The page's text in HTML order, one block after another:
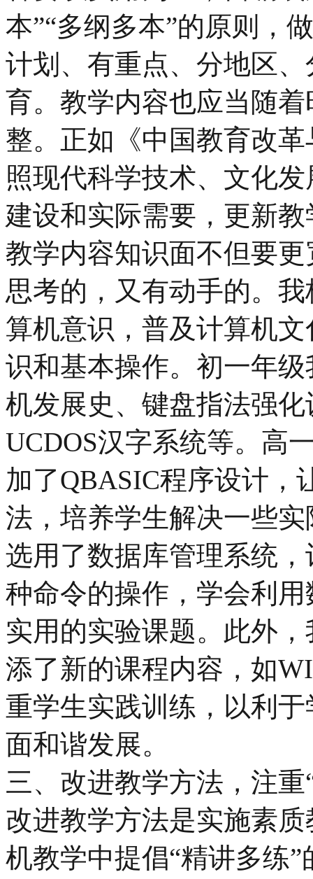
本”“多纲多本”的原则，
计划、有重点、分地区
育。教学内容也应当随
整。正如《中国教育改
照现代科学技术、文化
建设和实际需要，更新
教学内容知识面不但要
思考的，又有动手的。
算机意识，普及计算机
识和基本操作。初一年
机发展史、键盘指法强
UCDOS汉字系统等。高
加了QBASIC程序设计，
法，培养学生解决一些
选用了数据库管理系统
种命令的操作，学会利
实用的实验课题。此外
添了新的课程内容，如
重学生实践训练，以利
面和谐发展。
三、改进教学方法，注
改进教学方法是实施素
机教学中提倡“精讲多练